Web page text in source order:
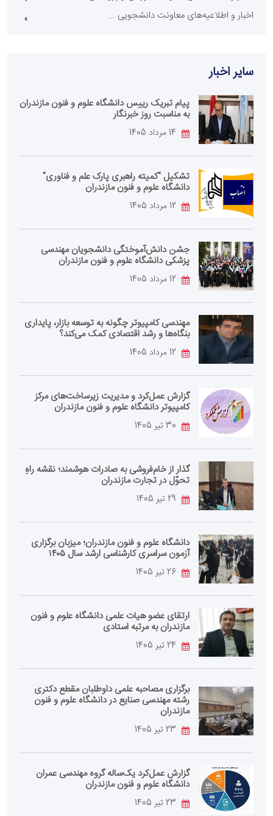
اخبار و اطلاعیه‌های معاونت دانشجویی ...
سایر اخبار
پیام تبریک رییس دانشگاه علوم و فنون مازندران
به مناسبت روز خبرنگار
تشکیل "کمیته راهبری پارک علم و فناوری"
دانشگاه علوم و فنون مازندران
جشن دانش‌آموختگی دانشجویان مهندسی
پزشکی دانشگاه علوم و فنون مازندران
مهندسی کامپیوتر چگونه به توسعه بازار، پایداری
بنگاه‌ها و رشد اقتصادی کمک می‌کند؟
گزارش عمل‌کرد و مدیریت زیرساخت‌های مرکز
کامپیوتر دانشگاه علوم و فنون مازندران
گذار از خام‌فروشی به صادرات هوشمند؛ نقشه راهِ
تحوّل در تجارت مازندران
دانشگاه علوم و فنون مازندران؛ میزبان برگزاری
آزمون سراسری کارشناسی‌ ارشد سال ۱۴۰۵
ارتقای عضو هیات علمی دانشگاه علوم و فنون
مازندران به مرتبه استادی
برگزاری مصاحبه علمی داوطلبان مقطع دکتری
رشته مهندسی صنایع در دانشگاه علوم و فنون
مازندران
گزارش عمل‌کرد یک‌ساله گروه مهندسی عمران
دانشگاه علوم و فنون مازندران